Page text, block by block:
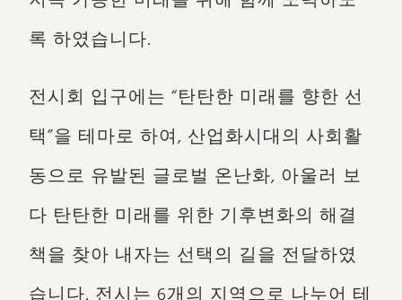
록 하였습니다.
전시회 입구에는 “탄탄한 미래를 향한 선
택”을 테마로 하여, 산업화시대의 사회활
동으로 유발된 글로벌 온난화, 아울러 보
다 탄탄한 미래를 위한 기후변화의 해결
책을 찾아 내자는 선택의 길을 전달하였